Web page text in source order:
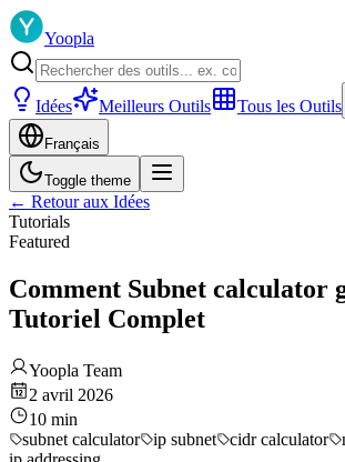
Yoopla
Idées Meilleurs Outils Tous les Outils
Français
Toggle theme
← Retour aux Idées
Tutorials
Featured
Comment Subnet calculator
Tutoriel Complet
Yoopla Team
2 avril 2026
10 min
subnet calculator
ip subnet cidr calculator